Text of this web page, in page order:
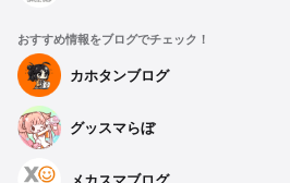
おすすめ情報をブログでチェック！
カホタンブログ
グッスマらぼ